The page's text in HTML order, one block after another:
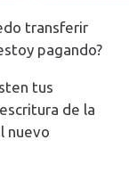
transferir
pagando?
tus
de la
nuevo